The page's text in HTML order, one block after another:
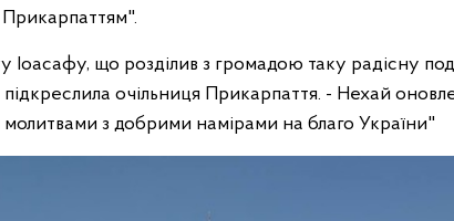
що розділив з громадою таку радісну
очільниця Прикарпаття. - Нехай
з добрими намірами на благо України"